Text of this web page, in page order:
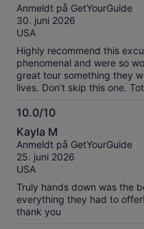
av
10
Anmeldt på GetYourGuide
30. juni 2026
USA
Highly recommend this
phenomenal and were so
great tour something they
lives. Don’t skip this one.
10.0/10
10.0
av
10
Kayla M
Anmeldt på GetYourGuide
25. juni 2026
USA
Truly hands down was the
everything they had to
thank you